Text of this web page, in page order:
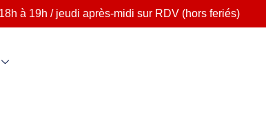
à 19h / jeudi après-midi sur RDV (hors feriés)